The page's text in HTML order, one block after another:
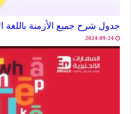
جدول شرح جميع الأزمنة باللغة
2024-09-24